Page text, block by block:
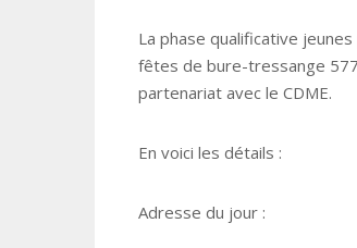
La phase qualificative
fêtes de bure-tressange
partenariat avec le CDME.
En voici les détails :
Adresse du jour :